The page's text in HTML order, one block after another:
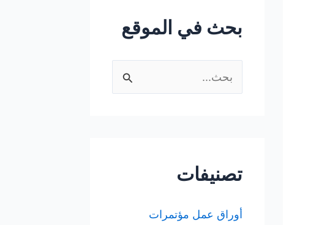
بحث في الموقع
ل
ع
تصنيفات
أوراق عمل مؤتمرات